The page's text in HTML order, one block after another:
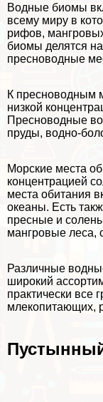
Водные биомы
всему миру в
рифов,
биомы делятся
пресноводные
К пресноводным
низкой
Пресноводные
пруды, водно-
Морские места
концентрацией
места обитания
океаны. Есть
пресные и
мангровые леса,
Различные
широкий
пpaктически все
млекопитающих,